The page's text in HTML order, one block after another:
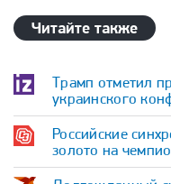
Читайте также
Трамп отметил
украинского
Российские
золото на